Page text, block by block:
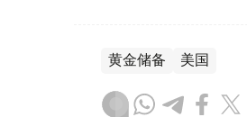
黄金储备 美国